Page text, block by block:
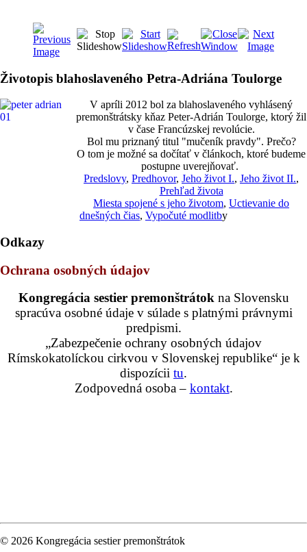
Životopis blahoslaveného Petra-Adriána Toulorge
V apríli 2012 bol za blahoslaveného vyhlásený
premonštrátsky kňaz Peter-Adrián Toulorge, ktorý žil
v čase Francúzskej revolúcie.
Bol mu priznaný titul "mučeník pravdy". Prečo?
O tom je možné sa dočítať v článkoch, ktoré budeme
postupne uverejňovať.
Predslovy, Predhovor, Jeho život I., Jeho život II.,
Prehľad života
Miesta spojené s jeho životom, Uctievanie do
dnešných čias, Vypočuté modlitby
Odkazy
Ochrana osobných údajov
Kongregácia sestier premonštrátok na Slovensku
spracúva osobné údaje v súlade s platnými právnymi
predpismi.
„Zabezpečenie ochrany osobných údajov
Rímskokatolíckou cirkvou v Slovenskej republike“ je k
dispozícii tu.
Zodpovedná osoba – kontakt.
© 2026 Kongregácia sestier premonštrátok